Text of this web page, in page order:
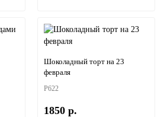
Шоколадный торт на 23
февраля
P622
1850 р.